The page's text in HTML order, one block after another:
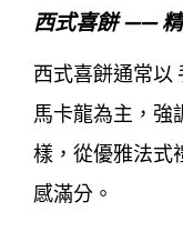
西式喜餅 ——
西式喜餅通常以
馬卡龍為主，強
樣，從優雅法式
感滿分。